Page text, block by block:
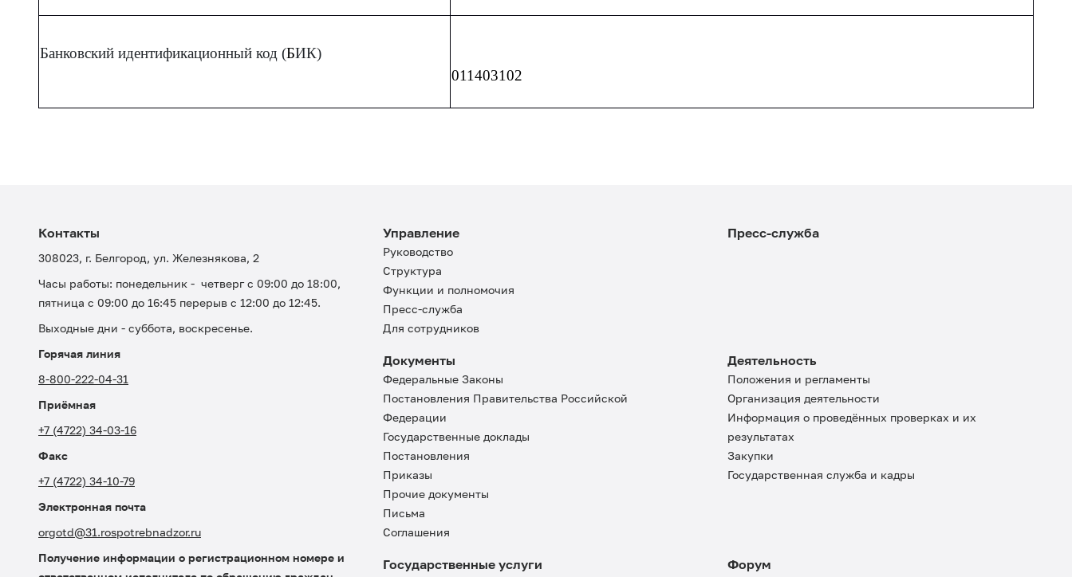
Банковский идентификационный код (БИК)
011403102
Контакты
308023, г. Белгород, ул. Железнякова, 2
Часы работы: понедельник - четверг с 09:00 до 18:00,
пятница с 09:00 до 16:45 перерыв с 12:00 до 12:45.
Выходные дни - суббота, воскресенье.
Горячая линия
8-800-222-04-31
Приёмная
+7 (4722) 34-03-16
Факс
+7 (4722) 34-10-79
Электронная почта
orgotd@31.rospotrebnadzor.ru
Получение информации о регистрационном номере и
Управление
Руководство
Структура
Функции и полномочия
Пресс-служба
Для сотрудников
Пресс-служба
Документы
Федеральные Законы
Постановления Правительства Российской
Федерации
Государственные доклады
Постановления
Приказы
Прочие документы
Письма
Соглашения
Деятельность
Положения и регламенты
Организация деятельности
Информация о проведённых проверках и их
результатах
Закупки
Государственная служба и кадры
Государственные услуги
Форум